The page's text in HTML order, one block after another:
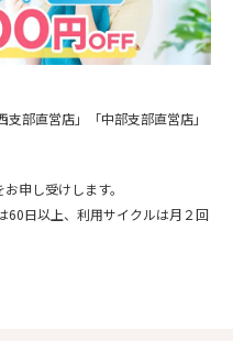
部直営店」「中部支部直営店」
申し受けします。
60日以上、利用サイクルは月２回